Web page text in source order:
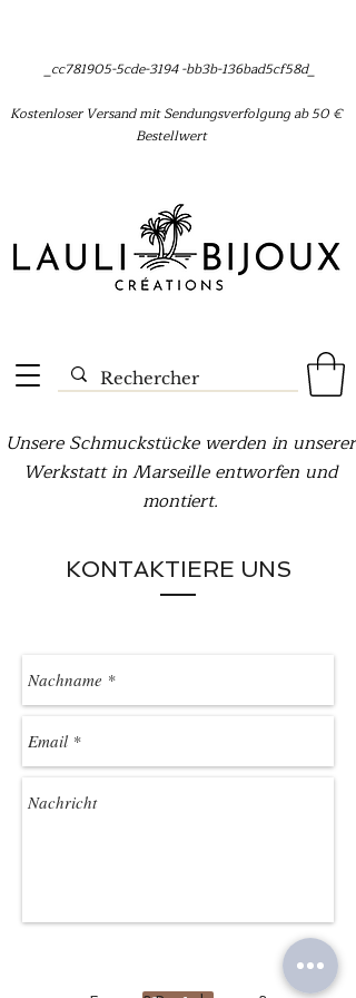
Unsere Schmuckstücke werden in unserer
Werkstatt in Marseille entworfen und
montiert.
_cc781905-5cde-3194 -bb3b-136bad5cf58d_
Kostenloser Versand mit Sendungsverfolgung ab 50 €
Bestellwert
KONTAKTIERE UNS